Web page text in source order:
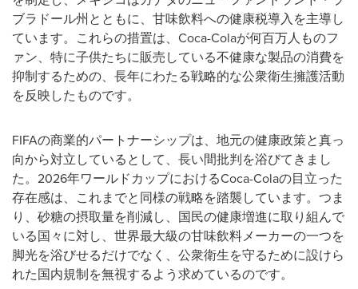
ブラドール州とともに、甘味飲料への健康税導入を主導し
ています。これらの措置は、Coca-Colaが何百万人ものフ
ァン、特に子供たちに販売している不健康な製品の消費を
抑制するための、長年にわたる戦略的な公衆衛生擁護活動
を反映したものです。
FIFAの商業的パートナーシップは、地元の健康政策と真っ
向から対立しているとして、長い間批判を浴びてきまし
た。2026年ワールドカップにおけるCoca-Colaの目立った
存在感は、これまでと同様の戦略を踏襲しています。つま
り、砂糖の摂取量を削減し、国民の健康増進に取り組んで
いる国々に対し、世界最大級の甘味飲料メーカーの一つを
脚光を浴びせるだけでなく、公衆衛生を守るために設けら
れた国内規制を無視するよう求めているのです。